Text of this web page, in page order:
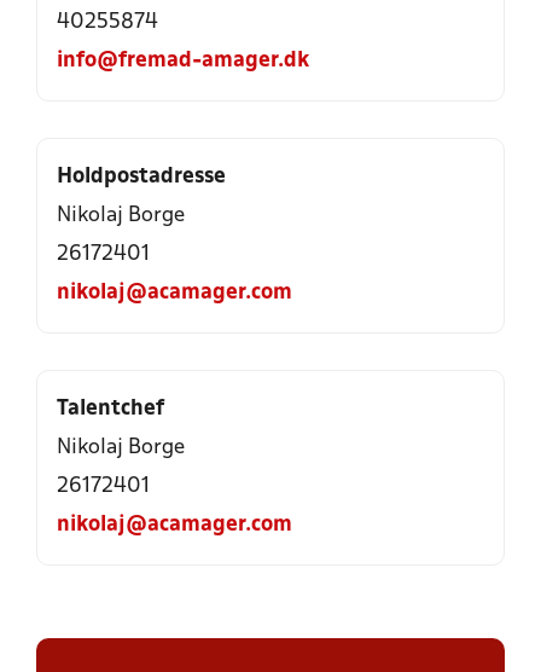
40255874
info@fremad-amager.dk
Holdpostadresse
Nikolaj Borge
26172401
nikolaj@acamager.com
Talentchef
Nikolaj Borge
26172401
nikolaj@acamager.com